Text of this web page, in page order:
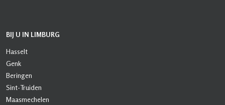
BIJ U IN LIMBURG
Hasselt
Genk
Beringen
Sint-Truiden
Maasmechelen